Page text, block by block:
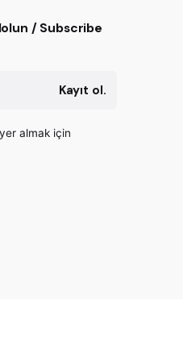
/ Subscribe
Kayıt ol.
almak için